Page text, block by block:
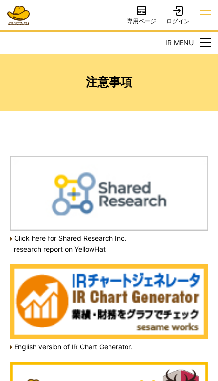
専用ページ
IR MENU
注意事項
Click here for Shared Research Inc.
research report on YellowHat
English version of IR Chart Generator.